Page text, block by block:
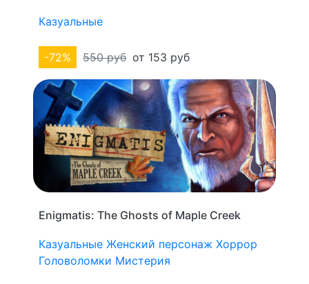
Казуальные
-72% 550 руб от 153 руб
Enigmatis: The Ghosts of Maple Creek
Казуальные Женский персонаж Хоррор
Головоломки Мистерия